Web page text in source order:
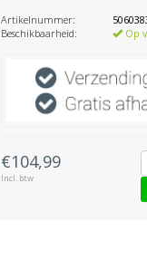
Artikelnummer:
Beschikbaarheid:
Op
€104,99
Incl. btw